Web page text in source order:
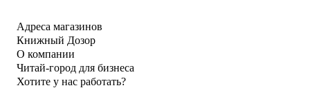
Адреса магазинов
Книжный Дозор
О компании
Читай-город для бизнеса
Хотите у нас работать?